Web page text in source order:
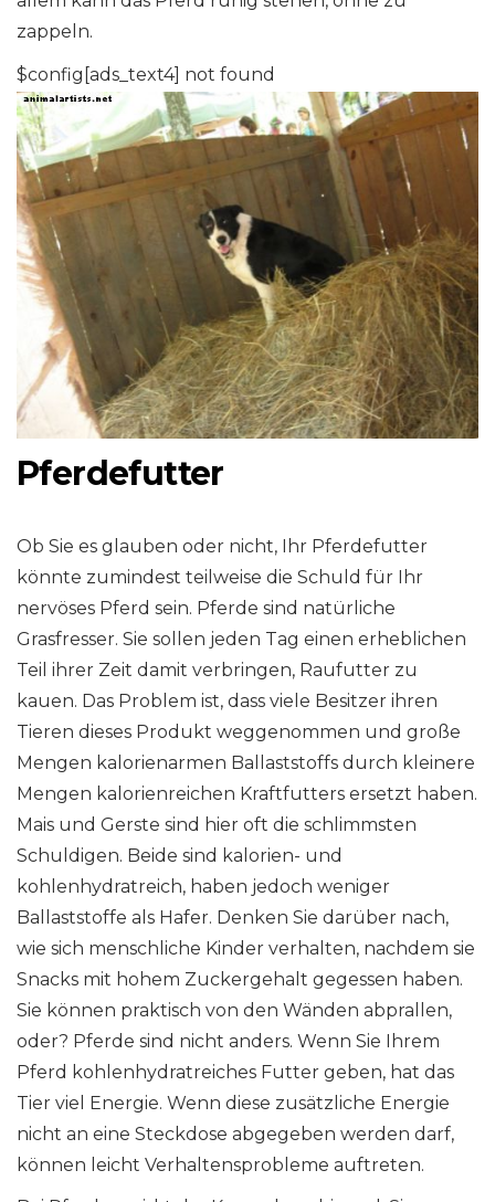
zappeln.
$config[ads_text4] not found
Pferdefutter
Ob Sie es glauben oder nicht, Ihr Pferdefutter
könnte zumindest teilweise die Schuld für Ihr
nervöses Pferd sein. Pferde sind natürliche
Grasfresser. Sie sollen jeden Tag einen erheblichen
Teil ihrer Zeit damit verbringen, Raufutter zu
kauen. Das Problem ist, dass viele Besitzer ihren
Tieren dieses Produkt weggenommen und große
Mengen kalorienarmen Ballaststoffs durch kleinere
Mengen kalorienreichen Kraftfutters ersetzt haben.
Mais und Gerste sind hier oft die schlimmsten
Schuldigen. Beide sind kalorien- und
kohlenhydratreich, haben jedoch weniger
Ballaststoffe als Hafer. Denken Sie darüber nach,
wie sich menschliche Kinder verhalten, nachdem sie
Snacks mit hohem Zuckergehalt gegessen haben.
Sie können praktisch von den Wänden abprallen,
oder? Pferde sind nicht anders. Wenn Sie Ihrem
Pferd kohlenhydratreiches Futter geben, hat das
Tier viel Energie. Wenn diese zusätzliche Energie
nicht an eine Steckdose abgegeben werden darf,
können leicht Verhaltensprobleme auftreten.